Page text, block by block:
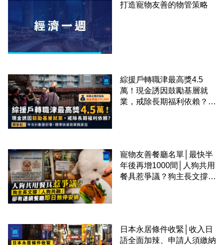
打造寵物友善的物管策略
綜援戶轉職津最高獎4.5
萬！現金誘因鼓勵基層就
業，戒除長期福利依賴？鄧
寵物友善餐廳名單│最快半
年後再增1000間│人狗共用
餐具惹爭議？狗主長文撐
日本永居條件收緊│收入日
語全面加辣、申請人須繳納